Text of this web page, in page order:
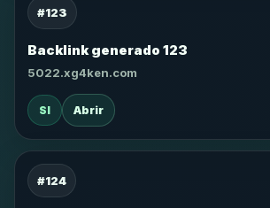
#123
Backlink generado 123
5022.xg4ken.com
SI Abrir
#124